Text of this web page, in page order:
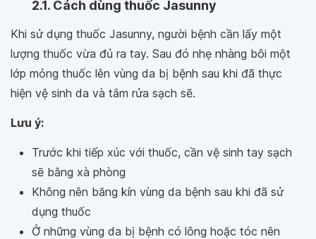
2.1. Cách dùng thuốc Jasunny
Khi sử dụng thuốc Jasunny, người bệnh cần lấy một
lượng thuốc vừa đủ ra tay. Sau đó nhẹ nhàng bôi một
lớp mỏng thuốc lên vùng da bị bệnh sau khi đã thực
hiện vệ sinh da và tắm rửa sạch sẽ.
Lưu ý:
Trước khi tiếp xúc với thuốc, cần vệ sinh tay sạch
sẽ bằng xà phòng
Không nên băng kín vùng da bệnh sau khi đã sử
dụng thuốc
Ở những vùng da bị bệnh có lông hoặc tóc nên